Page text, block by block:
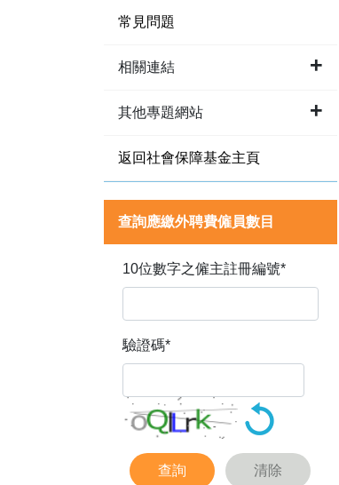
常見問題
相關連結
其他專題網站
返回社會保障基金主頁
查詢應繳外聘費僱員數目
10位數字之僱主註冊編號*
驗證碼*
查詢 清除